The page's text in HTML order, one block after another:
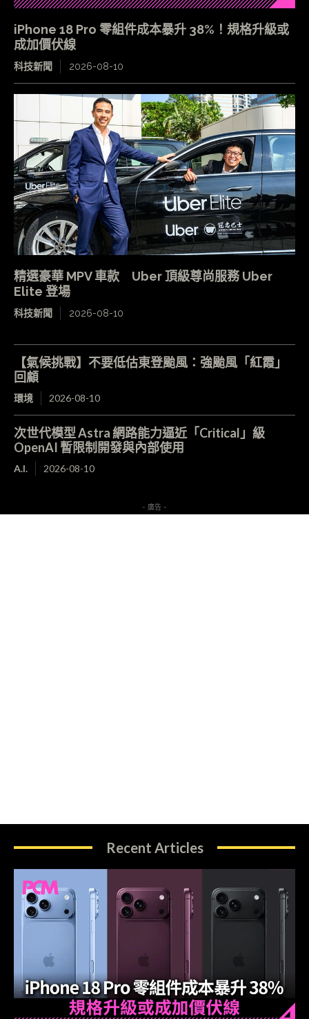
iPhone 18 Pro 零組件成本暴升 38%！規格升級或
成加價伏線
科技新聞 2026-08-10
精選豪華 MPV 車款 Uber 頂級尊尚服務 Uber
Elite 登場
科技新聞 2026-08-10
【氣候挑戰】不要低估東登颱風：強颱風「紅霞」
回顧
環境 2026-08-10
次世代模型 Astra 網路能力逼近「Critical」級
OpenAI 暫限制開發與內部使用
A.I. 2026-08-10
- 廣告 -
Recent Articles